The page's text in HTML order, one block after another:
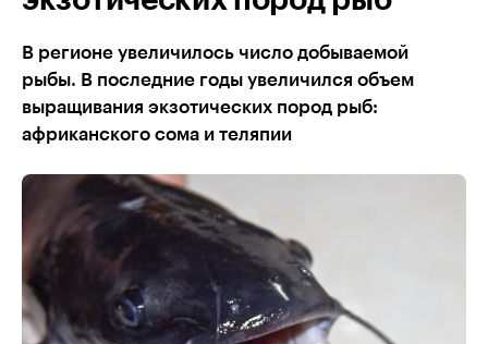
В регионе увеличилось число добываемой
рыбы. В последние годы увеличился объем
выращивания экзотических пород рыб:
африканского сома и теляпии